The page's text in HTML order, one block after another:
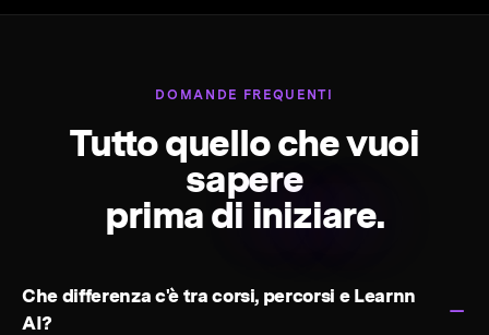
DOMANDE FREQUENTI
Tutto quello che vuoi
sapere
prima di iniziare.
Che differenza c'è tra corsi, percorsi e Learnn
AI?